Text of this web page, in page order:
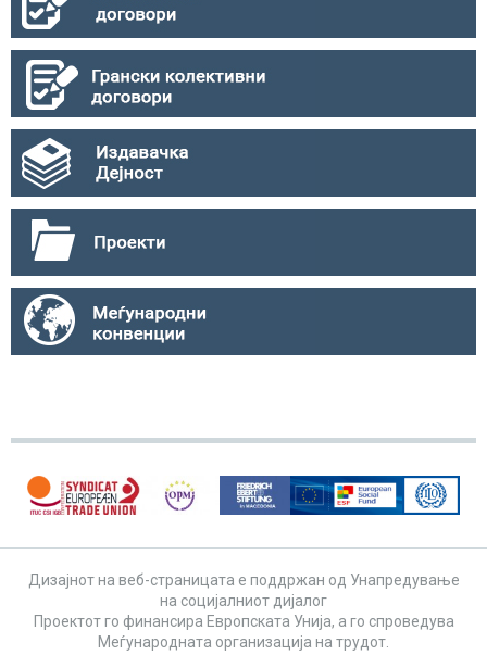
Дизајнот на веб-страницата е поддржан од Унапредување
на социјалниот дијалог
Проектот го финансира Европската Унија, а го спроведува
Меѓународната организација на трудот.